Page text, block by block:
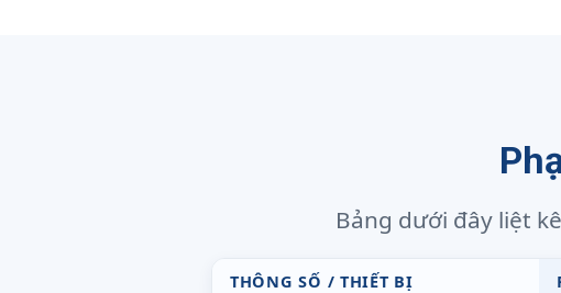
Bảng dưới đây liệt
THÔNG SỐ / THIẾT BỊ